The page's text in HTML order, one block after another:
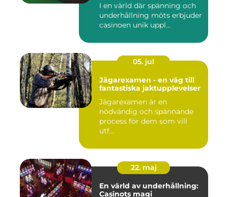
I en värld där spänning och
underhållning möts erbjuder
casinoen unik uppl...
05. jul
Jägarexamen - en väg till
fantastiska jaktupplevelser
Jägarexamen är en
nödvändig och spännande
process för dem som vill
utf...
22. maj
En värld av underhållning:
Casinots magi